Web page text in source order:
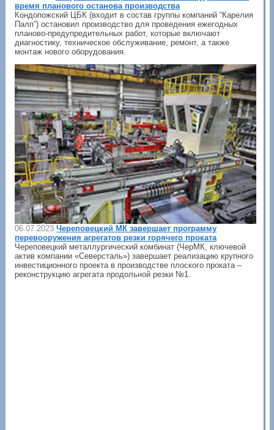
время планового останова производства
Кондопожский ЦБК (входит в состав группы компаний “Карелия
Палп”) остановил производство для проведения ежегодных
планово-предупредительных работ, которые включают
диагностику, техническое обслуживание, ремонт, а также
монтаж нового оборудования.
06.07.2023 Череповецкий МК завершает программу
перевооружения агрегатов резки горячего проката
Череповецкий металлургический комбинат (ЧерМК, ключевой
актив компании «Северсталь») завершает реализацию крупного
инвестиционного проекта в производстве плоского проката –
реконструкцию агрегата продольной резки №1.